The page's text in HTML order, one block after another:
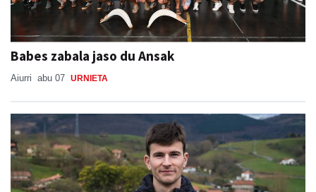
Babes zabala jaso du Ansak
Aiurri abu 07 URNIETA